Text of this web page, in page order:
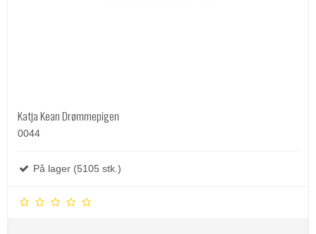
Katja Kean Drømmepigen
0044
På lager (5105 stk.)